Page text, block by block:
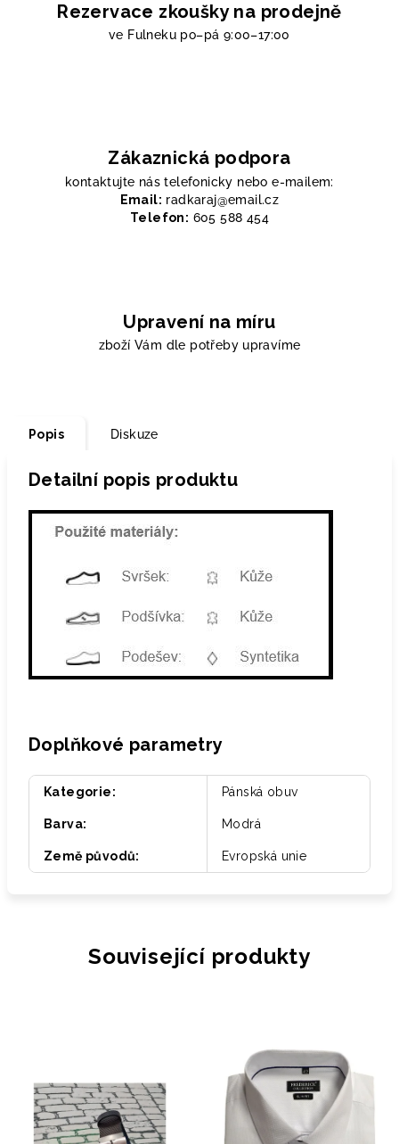
Rezervace zkoušky na prodejně
ve Fulneku po–pá 9:00–17:00
Zákaznická podpora
kontaktujte nás telefonicky nebo e-mailem:
Email: radkaraj@email.cz
Telefon: 605 588 454
Upravení na míru
zboží Vám dle potřeby upravíme
Popis Diskuze
Detailní popis produktu
Doplňkové parametry
Kategorie: Pánská obuv
Barva: Modrá
Země původů: Evropská unie
Související produkty